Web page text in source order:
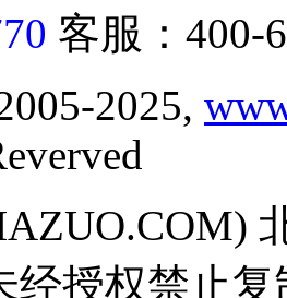
客服：400-
2025,
经授权禁止